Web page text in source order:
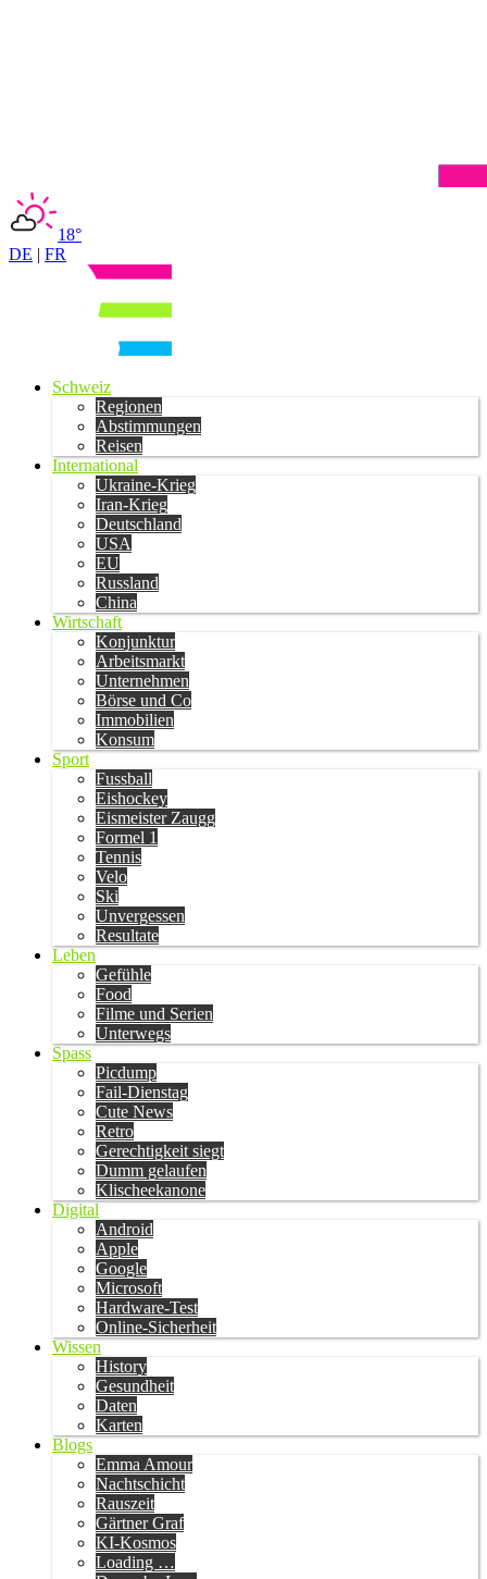
18°
DE | FR
Schweiz
Regionen
Abstimmungen
Reisen
International
Ukraine-Krieg
Iran-Krieg
Deutschland
USA
EU
Russland
China
Wirtschaft
Konjunktur
Arbeitsmarkt
Unternehmen
Börse und Co
Immobilien
Konsum
Sport
Fussball
Eishockey
Eismeister Zaugg
Formel 1
Tennis
Velo
Ski
Unvergessen
Resultate
Leben
Gefühle
Food
Filme und Serien
Unterwegs
Spass
Picdump
Fail-Dienstag
Cute News
Retro
Gerechtigkeit siegt
Dumm gelaufen
Klischeekanone
Digital
Android
Apple
Google
Microsoft
Hardware-Test
Online-Sicherheit
Wissen
History
Gesundheit
Daten
Karten
Blogs
Emma Amour
Nachtschicht
Rauszeit
Gärtner Graf
KI-Kosmos
Loading …